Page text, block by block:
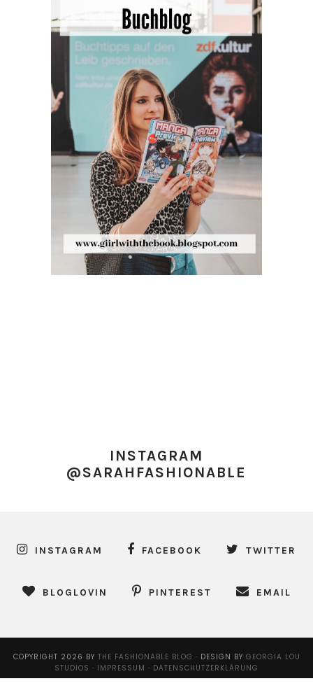
INSTAGRAM
@SARAHFASHIONABLE
INSTAGRAM FACEBOOK TWITTER
BLOGLOVIN PINTEREST EMAIL
COPYRIGHT 2026 BY THE FASHIONABLE BLOG · DESIGN BY GEORGIA LOU
STUDIOS · IMPRESSUM · DATENSCHUTZERKLÄRUNG